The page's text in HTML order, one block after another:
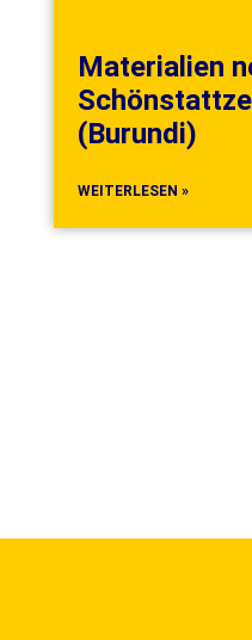
Materialien
(Burundi)
WEITERLESEN »